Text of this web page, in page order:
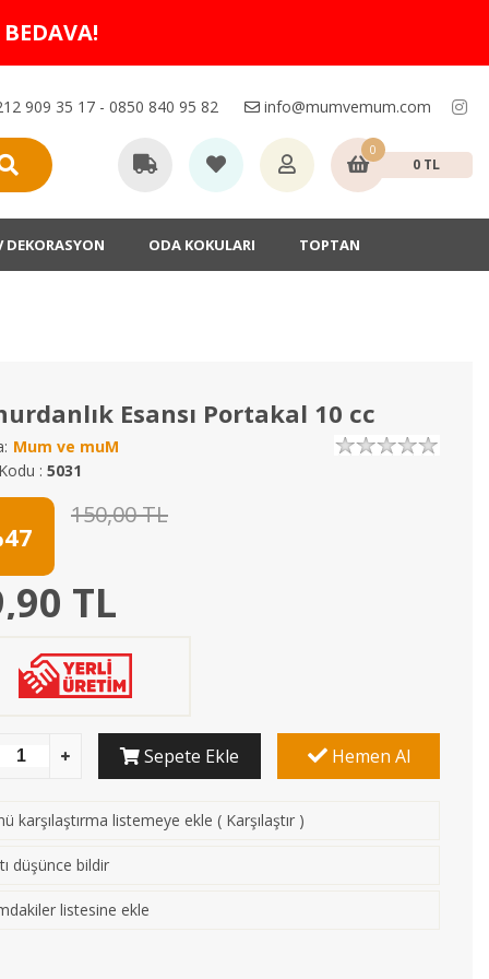
909 35 17 - 0850 840 95 82 info@mumvemum.com
0
0 TL
DEKORASYON ODA KOKULARI TOPTAN
Esansı Portakal 10 cc
Mum ve muM
: 5031
150,00 TL
TL
Sepete Ekle Hemen Al
karşılaştırma listemeye ekle ( Karşılaştır )
düşünce bildir
listesine ekle